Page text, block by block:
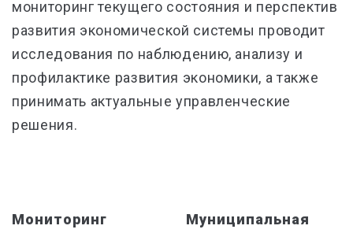
мониторинг текущего состояния и перспектив
развития экономической системы проводит
исследования по наблюдению, анализу и
профилактике развития экономики, а также
принимать актуальные управленческие
решения.
Мониторинг
Муниципальная